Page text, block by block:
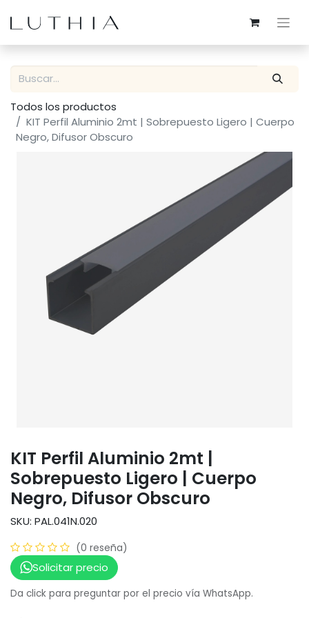
Todos los productos
KIT Perfil Aluminio 2mt | Sobrepuesto Ligero | Cuerpo
Negro, Difusor Obscuro
KIT Perfil Aluminio 2mt |
Sobrepuesto Ligero | Cuerpo
Negro, Difusor Obscuro
SKU: PAL.041N.020
(0 reseña)
Solicitar precio
Da click para preguntar por el precio vía WhatsApp.